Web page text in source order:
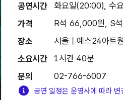
공연시간
화요일(20:00), 수
가격
R석 66,000원, S
장소
서울 | 예스24아트원
소요시간
1시간 40분
문의
02-766-6007
공연 일정은 운영사에 따라